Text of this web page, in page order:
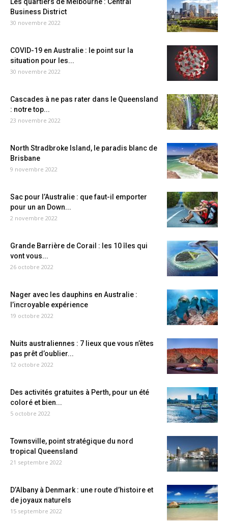
Business District
30 novembre 2022
COVID-19 en Australie : le point sur la
situation pour les...
30 novembre 2022
Cascades à ne pas rater dans le Queensland
: notre top...
23 novembre 2022
North Stradbroke Island, le paradis blanc de
Brisbane
9 novembre 2022
Sac pour l’Australie : que faut-il emporter
pour un an Down...
2 novembre 2022
Grande Barrière de Corail : les 10 îles qui
vont vous...
26 octobre 2022
Nager avec les dauphins en Australie :
l’incroyable expérience
19 octobre 2022
Nuits australiennes : 7 lieux que vous n’êtes
pas prêt d’oublier...
12 octobre 2022
Des activités gratuites à Perth, pour un été
coloré et bien...
5 octobre 2022
Townsville, point stratégique du nord
tropical Queensland
21 septembre 2022
D’Albany à Denmark : une route d’histoire et
de joyaux naturels
15 septembre 2022